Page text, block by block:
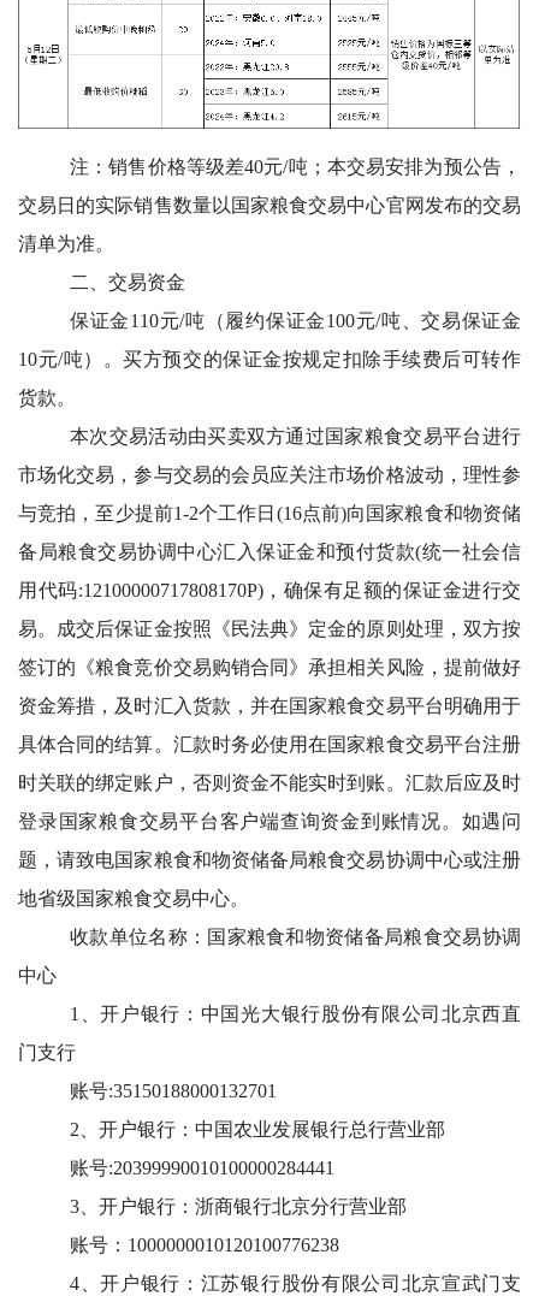
注：销售价格等级差40元/吨；本交易安排为预公告，
交易日的实际销售数量以国家粮食交易中心官网发布的交易
清单为准。
二、交易资金
保证金110元/吨（履约保证金100元/吨、交易保证金
10元/吨）。买方预交的保证金按规定扣除手续费后可转作
货款。
本次交易活动由买卖双方通过国家粮食交易平台进行
市场化交易，参与交易的会员应关注市场价格波动，理性参
与竞拍，至少提前1-2个工作日(16点前)向国家粮食和物资储
备局粮食交易协调中心汇入保证金和预付货款(统一社会信
用代码:12100000717808170P)，确保有足额的保证金进行交
易。成交后保证金按照《民法典》定金的原则处理，双方按
签订的《粮食竞价交易购销合同》承担相关风险，提前做好
资金筹措，及时汇入货款，并在国家粮食交易平台明确用于
具体合同的结算。汇款时务必使用在国家粮食交易平台注册
时关联的绑定账户，否则资金不能实时到账。汇款后应及时
登录国家粮食交易平台客户端查询资金到账情况。如遇问
题，请致电国家粮食和物资储备局粮食交易协调中心或注册
地省级国家粮食交易中心。
收款单位名称：国家粮食和物资储备局粮食交易协调
中心
1、开户银行：中国光大银行股份有限公司北京西直
门支行
账号:35150188000132701
2、开户银行：中国农业发展银行总行营业部
账号:20399990010100000284441
3、开户银行：浙商银行北京分行营业部
账号：1000000010120100776238
4、开户银行：江苏银行股份有限公司北京宣武门支